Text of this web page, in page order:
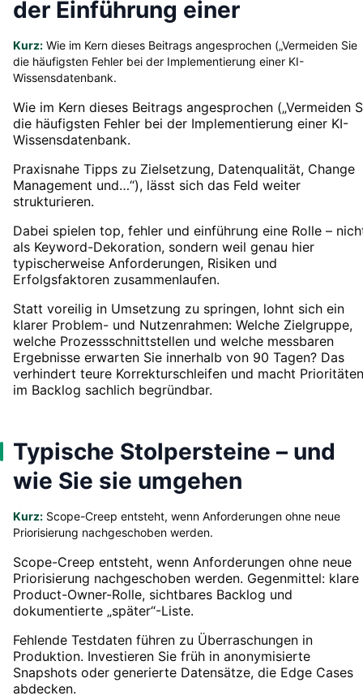
der Einführung einer
Kurz: Wie im Kern dieses Beitrags angesprochen („Vermeiden Sie
die häufigsten Fehler bei der Implementierung einer KI-
Wissensdatenbank.
Wie im Kern dieses Beitrags angesprochen („Vermeiden
die häufigsten Fehler bei der Implementierung einer KI-
Wissensdatenbank.
Praxisnahe Tipps zu Zielsetzung, Datenqualität, Change
Management und…“), lässt sich das Feld weiter
strukturieren.
Dabei spielen top, fehler und einführung eine Rolle –
als Keyword-Dekoration, sondern weil genau hier
typischerweise Anforderungen, Risiken und
Erfolgsfaktoren zusammenlaufen.
Statt voreilig in Umsetzung zu springen, lohnt sich ein
klarer Problem- und Nutzenrahmen: Welche Zielgruppe,
welche Prozessschnittstellen und welche messbaren
Ergebnisse erwarten Sie innerhalb von 90 Tagen? Das
verhindert teure Korrekturschleifen und macht Prioritäten
im Backlog sachlich begründbar.
Typische Stolpersteine – und
wie Sie sie umgehen
Kurz: Scope-Creep entsteht, wenn Anforderungen ohne neue
Priorisierung nachgeschoben werden.
Scope-Creep entsteht, wenn Anforderungen ohne neue
Priorisierung nachgeschoben werden. Gegenmittel: klare
Product-Owner-Rolle, sichtbares Backlog und
dokumentierte „später“-Liste.
Fehlende Testdaten führen zu Überraschungen in
Produktion. Investieren Sie früh in anonymisierte
Snapshots oder generierte Datensätze, die Edge Cases
abdecken.